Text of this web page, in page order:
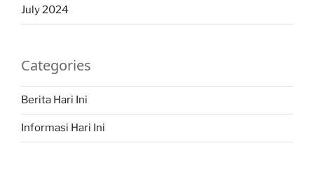
July 2024
Categories
Berita Hari Ini
Informasi Hari Ini